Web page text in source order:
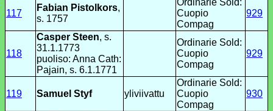
117
Fabian Pistolkors,
s. 1757
Cuopio
Compag
929
118
Casper Steen, s.
31.1.1773
puoliso: Anna Cath:
Pajain, s. 6.1.1771
Ordinarie Sold:
Cuopio
Compag
929
119 Samuel Styf yliviivattu
Ordinarie Sold:
Cuopio
Compag
930